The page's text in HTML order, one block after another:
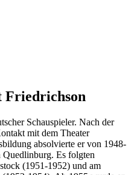
Friedrichson
Schauspieler. Nach der
mit dem Theater
absolvierte er von 1948-
Quedlinburg. Es folgten
(1951-1952) und am